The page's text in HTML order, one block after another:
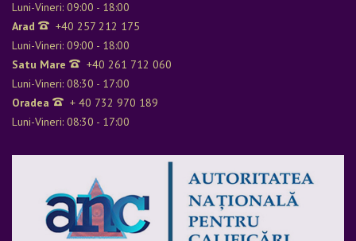
Luni-Vineri: 09:00 - 18:00
Arad
+40 257 212 175
Luni-Vineri: 09:00 - 18:00
Satu Mare
+40 261 712 060
Luni-Vineri: 08:30 - 17:00
Oradea
+ 40 732 970 189
Luni-Vineri: 08:30 - 17:00